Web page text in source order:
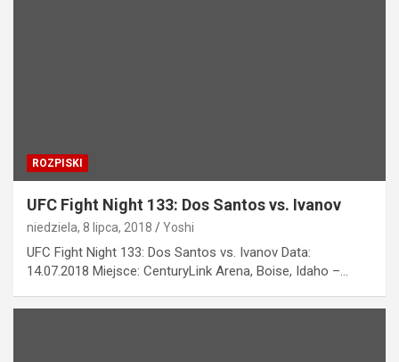
ROZPISKI
UFC Fight Night 133: Dos Santos vs. Ivanov
niedziela, 8 lipca, 2018 Yoshi
UFC Fight Night 133: Dos Santos vs. Ivanov Data:
14.07.2018 Miejsce: CenturyLink Arena, Boise, Idaho –…